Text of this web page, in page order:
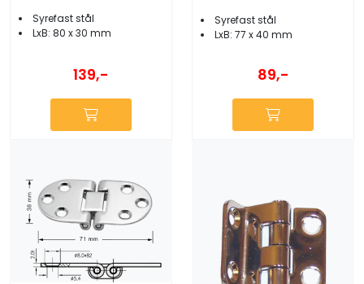
Syrefast stål
LxB: 80 x 30 mm
139,-
Syrefast stål
LxB: 77 x 40 mm
89,-